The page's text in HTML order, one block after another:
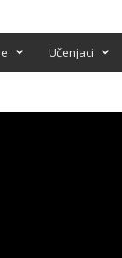
Učenjaci